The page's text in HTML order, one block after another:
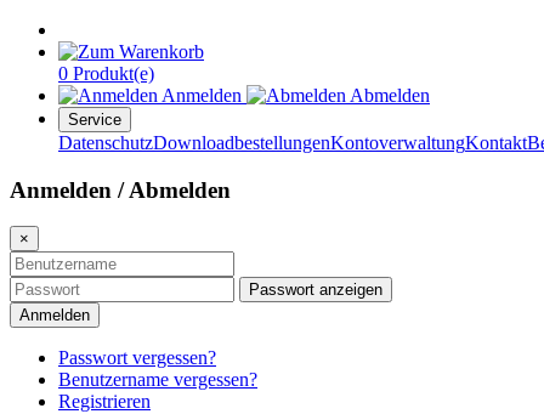
0 Produkt(e)
Anmelden
Abmelden
Service
DatenschutzDownloadbestellungenKontoverwaltungKontakt
Anmelden / Abmelden
×
Passwort anzeigen
Anmelden
Passwort vergessen?
Benutzername vergessen?
Registrieren